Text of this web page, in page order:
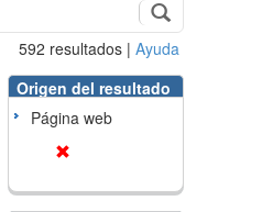
592 resultados | Ayuda
Origen del resultado
Página web